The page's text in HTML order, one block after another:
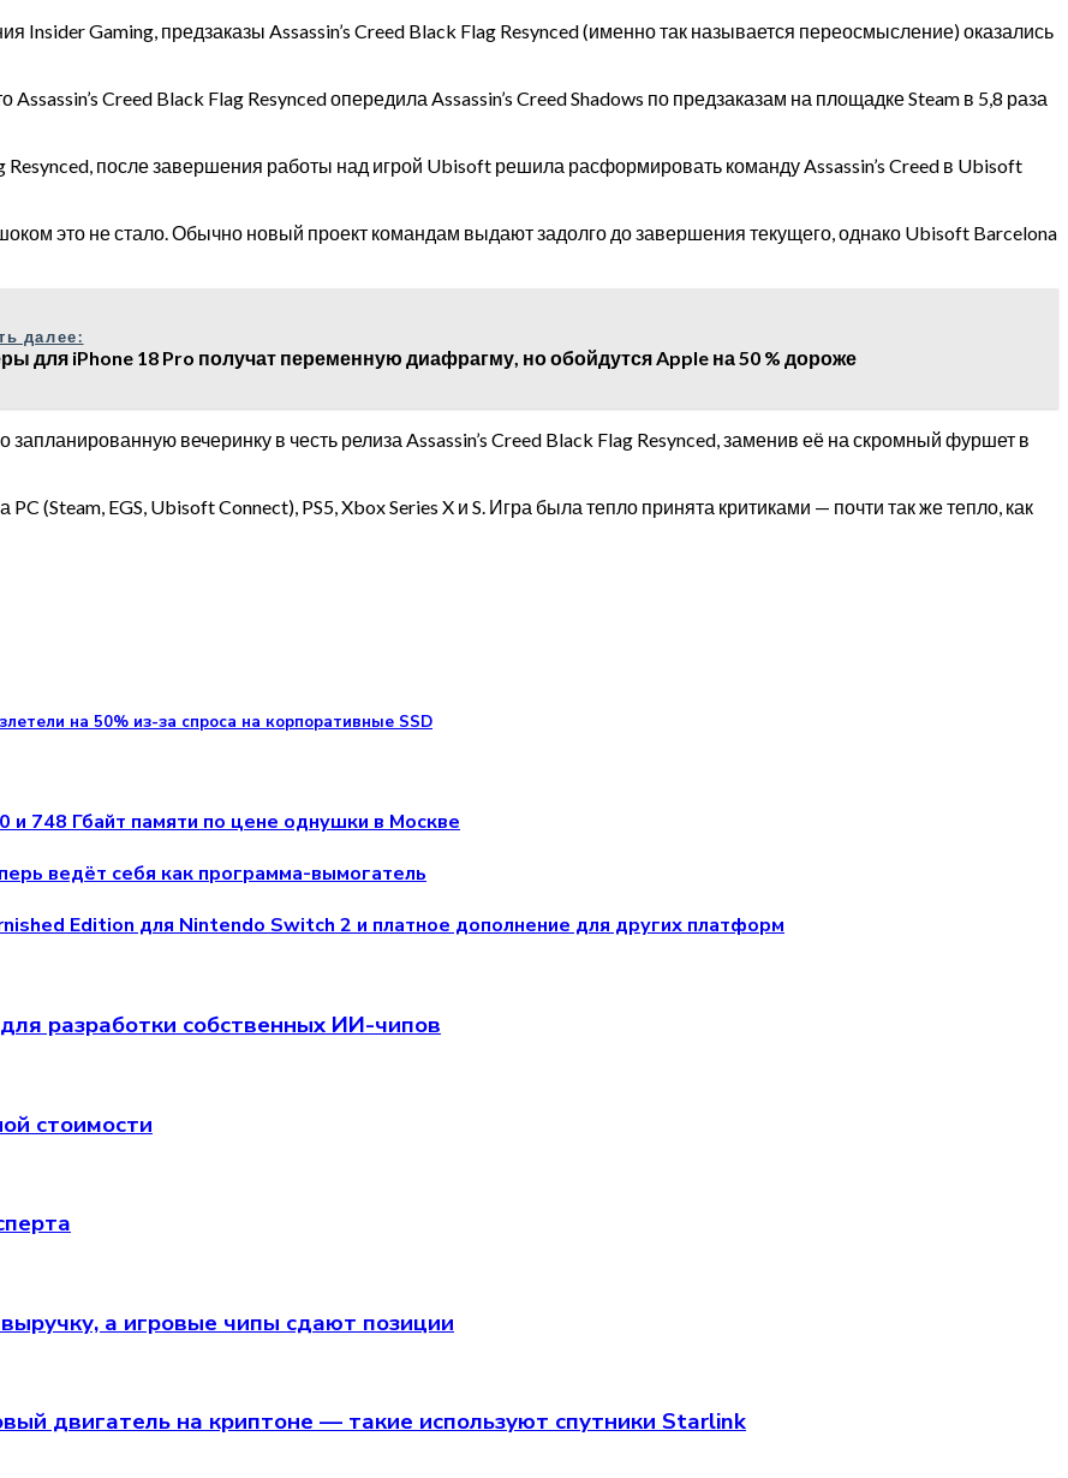
Gaming, предзаказы Assassin’s Creed Black Flag Resynced (именно так называется переосмысление) оказались
Creed Black Flag Resynced опередила Assassin’s Creed Shadows по предзаказам на площадке Steam в 5,8 раза
Resynced, после завершения работы над игрой Ubisoft решила расформировать команду Assassin’s Creed в Ubisoft
это не стало. Обычно новый проект командам выдают задолго до завершения текущего, однако Ubisoft Barcelona
далее:
для iPhone 18 Pro получат переменную диафрагму, но обойдутся Apple на 50 % дороже
вечеринку в честь релиза Assassin’s Creed Black Flag Resynced, заменив её на скромный фуршет в
(Steam, EGS, Ubisoft Connect), PS5, Xbox Series X и S. Игра была тепло принята критиками — почти так же тепло, как
на 50% из-за спроса на корпоративные SSD
и 748 Гбайт памяти по цене однушки в Москве
ведёт себя как программа-вымогатель
Edition для Nintendo Switch 2 и платное дополнение для других платформ
разработки собственных ИИ-чипов
стоимости
а игровые чипы сдают позиции
двигатель на криптоне — такие используют спутники Starlink